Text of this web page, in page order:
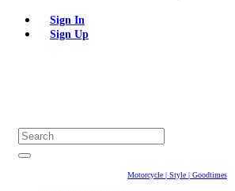
Sign In
Sign Up
Motorcycle | Style | Goodtimes